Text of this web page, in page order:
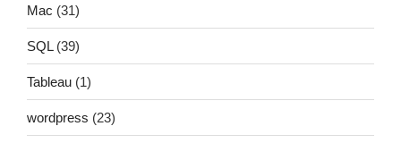
Mac (31)
SQL(39)
Tableau (1)
wordpress (23)